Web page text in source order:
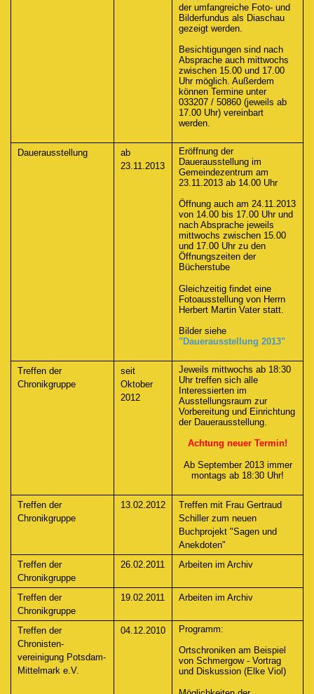
der umfangreiche Foto- und
Bilderfundus als Diaschau
gezeigt werden.
Besichtigungen sind nach
Absprache auch mittwochs
zwischen 15.00 und 17.00
Uhr möglich. Außerdem
können Termine unter
033207 / 50860 (jeweils ab
17.00 Uhr) vereinbart
werden.
Dauerausstellung
ab
23.11.2013
Eröffnung der
Dauerausstellung im
Gemeindezentrum am
23.11.2013 ab 14.00 Uhr
Öffnung auch am 24.11.2013
von 14.00 bis 17.00 Uhr und
nach Absprache jeweils
mittwochs zwischen 15.00
und 17.00 Uhr zu den
Öffnungszeiten der
Bücherstube
Gleichzeitig findet eine
Fotoausstellung von Herrn
Herbert Martin Vater statt.
Bilder siehe
"Dauerausstellung 2013"
Treffen der
Chronikgruppe
seit
Oktober
2012
Jeweils mittwochs ab 18:30
Uhr treffen sich alle
Interessierten im
Ausstellungsraum zur
Vorbereitung und Einrichtung
der Dauerausstellung.
Achtung neuer Termin!
Ab September 2013 immer
montags ab 18:30 Uhr!
Treffen der
Chronikgruppe
13.02.2012
Treffen mit Frau Gertraud
Schiller zum neuen
Buchprojekt "Sagen und
Anekdoten"
Treffen der
Chronikgruppe
26.02.2011 Arbeiten im Archiv
Treffen der
Chronikgruppe
19.02.2011 Arbeiten im Archiv
Treffen der
Chronisten-
vereinigung Potsdam-
Mittelmark e.V.
04.12.2010 Programm:
Ortschroniken am Beispiel
von Schmergow - Vortrag
und Diskussion (Elke Viol)